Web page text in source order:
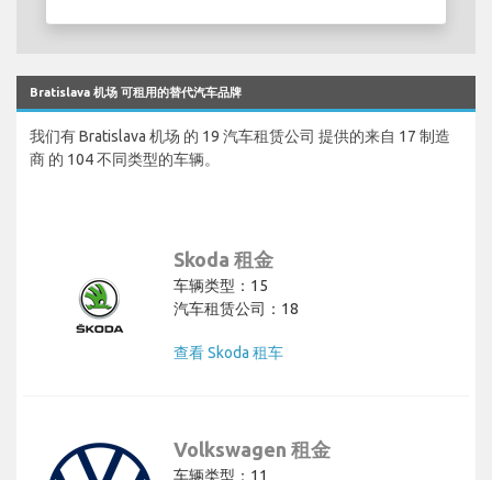
Bratislava 机场 可租用的替代汽车品牌
我们有 Bratislava 机场 的 19 汽车租赁公司 提供的来自 17 制造
商 的 104 不同类型的车辆。
Skoda 租金
车辆类型：15
汽车租赁公司：18
查看 Skoda 租车
Volkswagen 租金
车辆类型：11